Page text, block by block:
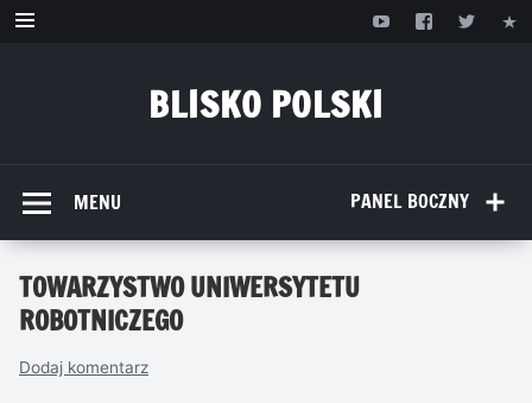
Przejdź
BLISKO POLSKI
PANEL BOCZNY
MENU
TOWARZYSTWO UNIWERSYTETU
ROBOTNICZEGO
Dodaj komentarz